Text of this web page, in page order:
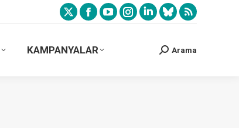
KAMPANYALAR Arama